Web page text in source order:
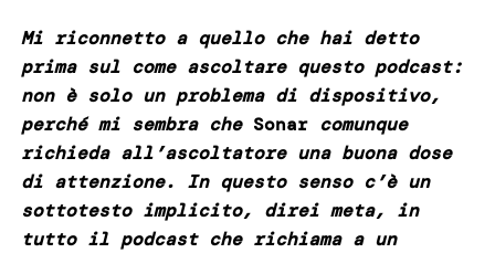
Mi riconnetto a quello che hai detto
prima sul come ascoltare questo podcast:
non è solo un problema di dispositivo,
perché mi sembra che Sonarcomunque
richieda all’ascoltatore una buona dose
di attenzione. In questo senso c’è un
sottotesto implicito, direi meta, in
tutto il podcast che richiama a un